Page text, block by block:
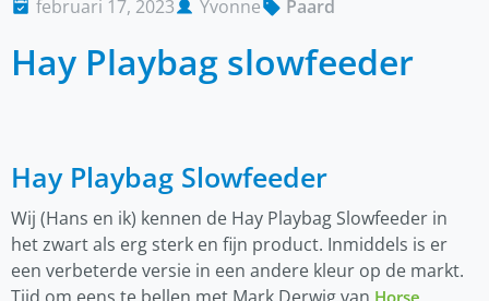
februari 17, 2023 Yvonne Paard
Hay Playbag slowfeeder
Hay Playbag Slowfeeder
Wij (Hans en ik) kennen de Hay Playbag Slowfeeder in
het zwart als erg sterk en fijn product. Inmiddels is er
een verbeterde versie in een andere kleur op de markt.
Tijd om eens te bellen met Mark Derwig van Horse